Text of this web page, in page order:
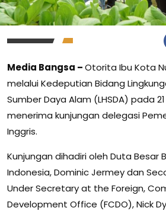
Media Bangsa –Otorita Ibu Kota
melalui Kedeputian Bidang
Sumber Daya Alam (LHSDA) pada
menerima kunjungan delegasi
Inggris.
Kunjungan dihadiri oleh Duta Besar
Indonesia, Dominic Jermey dan
Under Secretary at the Foreign,
Development Office (FCDO), Nick